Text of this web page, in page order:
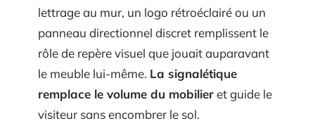
lettrage au mur, un logo rétroéclairé ou un
panneau directionnel discret remplissent le
rôle de repère visuel que jouait auparavant
le meuble lui-même. La signalétique
remplace le volume du mobilieret guide le
visiteur sans encombrer le sol.